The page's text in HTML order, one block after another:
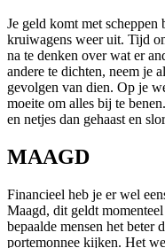
Je geld komt met scheppen
kruiwagens weer uit. Tijd
na te denken over wat er
andere te dichten, neem je
gevolgen van dien. Op je
moeite om alles bij te
en netjes dan gehaast en
MAAGD
Financieel heb je er wel
Maagd, dit geldt
bepaalde mensen het beter
portemonnee kijken. Het